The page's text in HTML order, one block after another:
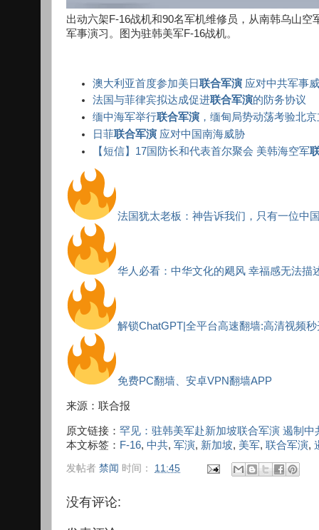
出动六架F-16战机和90名军机维修员，从南韩乌山
军事演习。图为驻韩美军F-16战机。
澳大利亚首度参加美日联合军演 应对中共军事
法国与菲律宾拟达成促进联合军演的防务协议
缅中海军举行联合军演 ，缅甸局势动荡考验北
日菲联合军演 应对中国南海威胁
【短信】17国防长和代表首尔聚会 美韩海空军
法国犹太老板：神告诉我们，只有一位中
华人必看：中华文化的飓风 幸福感无法描
解锁ChatGPT|全平台高速翻墙:高清视频
免费PC翻墙、安卓VPN翻墙APP
来源：联合报
原文链接： 罕见：驻韩美军赴新加坡联合军演 遏制中
本文标签： F-16, 中共, 军演, 新加坡, 美军, 联合军演,
发帖者 禁闻 时间： 11:45
没有评论: